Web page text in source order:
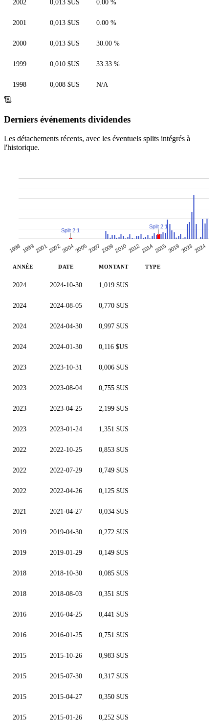
2002 0,013 $US 0.00 %
2001 0,013 $US 0.00 %
2000 0,013 $US 30.00 %
1999 0,010 $US 33.33 %
1998 0,008 $US N/A
Derniers événements dividendes
Les détachements récents, avec les éventuels splits intégrés à
l'historique.
1998 199920012002200420052007 20092010 20122014 2015 2019 20232024
Split 2:1
Split 2:1
ANNÉE DATE MONTANT TYPE
2024 2024-10-30 1,019 $US
2024 2024-08-05 0,770 $US
2024 2024-04-30 0,997 $US
2024 2024-01-30 0,116 $US
2023 2023-10-31 0,006 $US
2023 2023-08-04 0,755 $US
2023 2023-04-25 2,199 $US
2023 2023-01-24 1,351 $US
2022 2022-10-25 0,853 $US
2022 2022-07-29 0,749 $US
2022 2022-04-26 0,125 $US
2021 2021-04-27 0,034 $US
2019 2019-04-30 0,272 $US
2019 2019-01-29 0,149 $US
2018 2018-10-30 0,085 $US
2018 2018-08-03 0,351 $US
2016 2016-04-25 0,441 $US
2016 2016-01-25 0,751 $US
2015 2015-10-26 0,983 $US
2015 2015-07-30 0,317 $US
2015 2015-04-27 0,350 $US
2015 2015-01-26 0,252 $US